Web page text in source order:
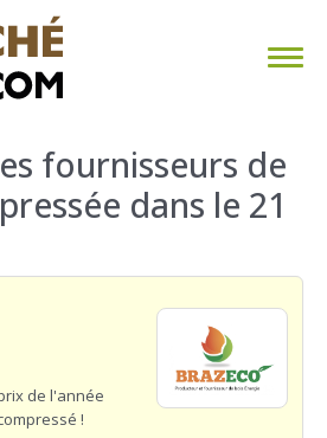
fournisseurs de
dans le 21
de l'année
!